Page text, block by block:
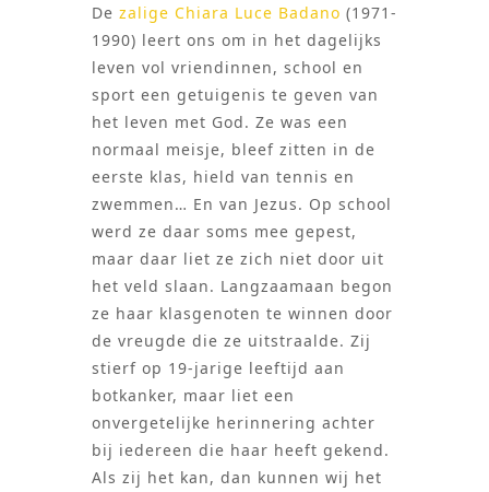
De zalige Chiara Luce Badano (1971-
1990) leert ons om in het dagelijks
leven vol vriendinnen, school en
sport een getuigenis te geven van
het leven met God. Ze was een
normaal meisje, bleef zitten in de
eerste klas, hield van tennis en
zwemmen… En van Jezus. Op school
werd ze daar soms mee gepest,
maar daar liet ze zich niet door uit
het veld slaan. Langzaamaan begon
ze haar klasgenoten te winnen door
de vreugde die ze uitstraalde. Zij
stierf op 19-jarige leeftijd aan
botkanker, maar liet een
onvergetelijke herinnering achter
bij iedereen die haar heeft gekend.
Als zij het kan, dan kunnen wij het